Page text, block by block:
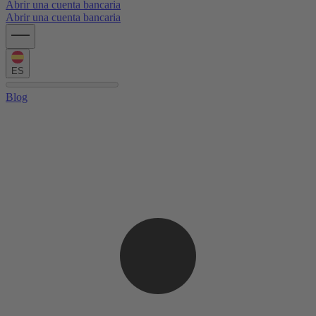
Abrir una cuenta bancaria
Abrir una cuenta bancaria
ES
Blog